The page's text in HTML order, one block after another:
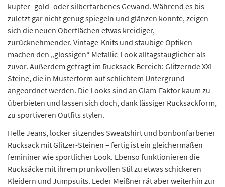
kupfer- gold- oder silberfarbenes Gewand. Während es bis
zuletzt gar nicht genug spiegeln und glänzen konnte, zeigen
sich die neuen Oberflächen etwas kreidiger,
zurücknehmender. Vintage-Knits und staubige Optiken
machen den „glossigen“ Metallic-Look alltagstauglicher als
zuvor. Außerdem gefragt im Rucksack-Bereich: Glitzernde XXL-
Steine, die in Musterform auf schlichtem Untergrund
angeordnet werden. Die Looks sind an Glam-Faktor kaum zu
überbieten und lassen sich doch, dank lässiger Rucksackform,
zu sportiveren Outfits stylen.
Helle Jeans, locker sitzendes Sweatshirt und bonbonfarbener
Rucksack mit Glitzer-Steinen – fertig ist ein gleichermaßen
femininer wie sportlicher Look. Ebenso funktionieren die
Rucksäcke mit ihrem prunkvollen Stil zu etwas schickeren
Kleidern und Jumpsuits. Leder Meißner rät aber weiterhin zur